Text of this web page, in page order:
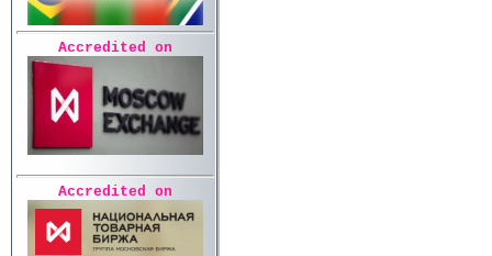
Accredited on
Accredited on